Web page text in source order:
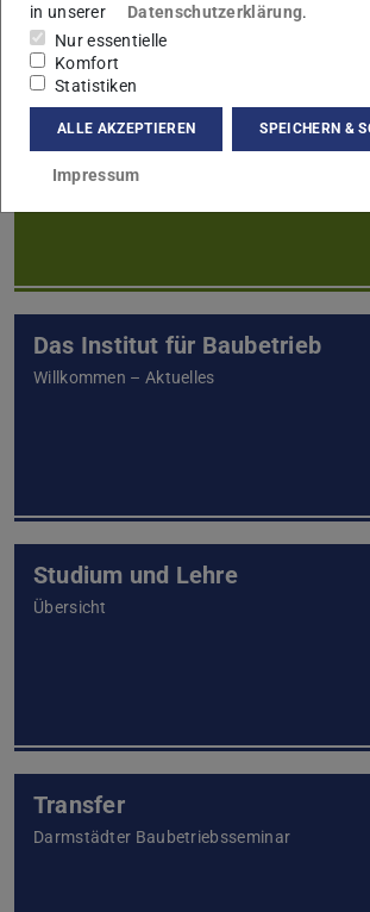
Dissertationen
Das Institut für Baubetrieb
Willkommen – Aktuelles
Studium und Lehre
Übersicht
Transfer
Darmstädter Baubetriebsseminar
in unserer
Datenschutzerklärung.
Nur essentielle
Komfort
Statistiken
ALLE AKZEPTIEREN SPEICHERN &
Impressum